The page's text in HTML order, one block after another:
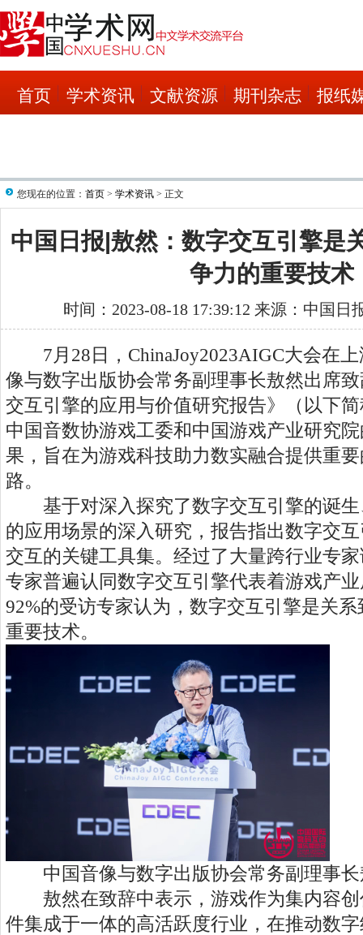
首页 学术资讯 文献资源 期刊杂志 报纸
您现在的位置： 首页 > 学术资讯 > 正文
中国日报|敖然：数字交互引擎是
争力的重要技术
时间：2023-08-18 17:39:12 来源：中国日
7月28日，ChinaJoy2023AIGC大会在上
像与数字出版协会常务副理事长敖然出席
交互引擎的应用与价值研究报告》（以下
中国音数协游戏工委和中国游戏产业研究
果，旨在为游戏科技助力数实融合提供重
路。
基于对深入探究了数字交互引擎的诞生
的应用场景的深入研究，报告指出数字交
交互的关键工具集。经过了大量跨行业专
专家普遍认同数字交互引擎代表着游戏产
92%的受访专家认为，数字交互引擎是关
重要技术。
中国音像与数字出版协会常务副理事长
敖然在致辞中表示，游戏作为集内容创
件集成于一体的高活跃度行业，在推动数